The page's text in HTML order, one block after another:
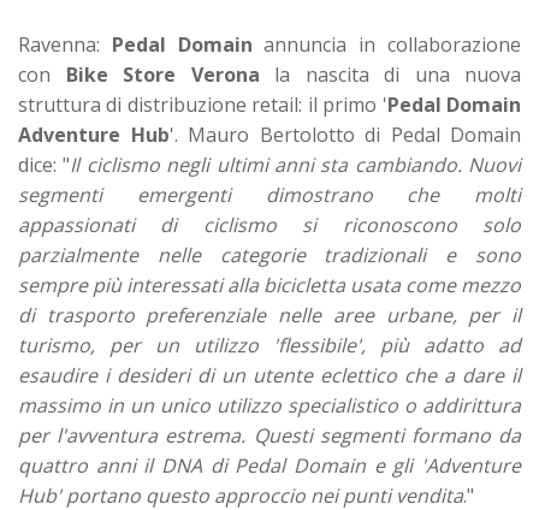
Ravenna: Pedal Domain annuncia in collaborazione
con Bike Store Verona la nascita di una nuova
struttura di distribuzione retail: il primo 'Pedal Domain
Adventure Hub'. Mauro Bertolotto di Pedal Domain
dice: "Il ciclismo negli ultimi anni sta cambiando. Nuovi
segmenti emergenti dimostrano che molti
appassionati di ciclismo si riconoscono solo
parzialmente nelle categorie tradizionali e sono
sempre più interessati alla bicicletta usata come mezzo
di trasporto preferenziale nelle aree urbane, per il
turismo, per un utilizzo 'flessibile', più adatto ad
esaudire i desideri di un utente eclettico che a dare il
massimo in un unico utilizzo specialistico o addirittura
per l'avventura estrema. Questi segmenti formano da
quattro anni il DNA di Pedal Domain e gli 'Adventure
Hub' portano questo approccio nei punti vendita."